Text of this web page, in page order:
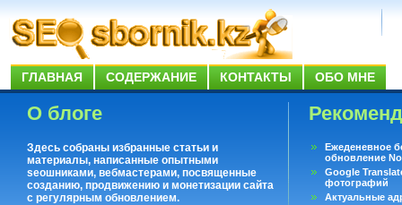
ГЛАВНАЯ СОДЕРЖАНИЕ КОНТАКТЫ ОБО МНЕ
О блоге
Здесь собраны избранные статьи и
материалы, написанные опытными
seoшниками, вебмастерами, посвященные
созданию, продвижению и монетизации сайта
с регулярным обновлением.
Ежеденевное
обновление
Google
фотографий
Актуальные